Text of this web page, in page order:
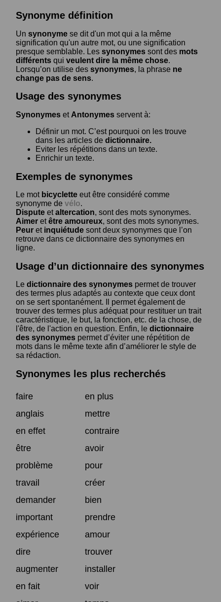
Synonyme définition
Un synonyme se dit d'un mot qui a la même
signification qu'un autre mot, ou une signification
presque semblable. Les synonymes sont des mots
différents qui veulent dire la même chose.
Lorsqu’on utilise des synonymes, la phrase ne
change pas de sens.
Usage des synonymes
Synonymes et Antonymes servent à:
Définir un mot. C’est pourquoi on les trouve
dans les articles de dictionnaire.
Eviter les répétitions dans un texte.
Enrichir un texte.
Exemples de synonymes
Le mot bicyclette eut être considéré comme
synonyme de vélo.
Dispute etaltercation, sont des mots synonymes.
Aimer etêtre amoureux, sont des mots synonymes.
Peur et inquiétude sont deux synonymes que l’on
retrouve dans ce dictionnaire des synonymes en
ligne.
Usage d’un dictionnaire des synonymes
Le dictionnaire des synonymes permet de trouver
des termes plus adaptés au contexte que ceux dont
on se sert spontanément. Il permet également de
trouver des termes plus adéquat pour restituer un trait
caractéristique, le but, la fonction, etc. de la chose, de
l'être, de l'action en question. Enfin, le dictionnaire
des synonymes permet d’éviter une répétition de
mots dans le même texte afin d’améliorer le style de
sa rédaction.
Synonymes les plus recherchés
faire
en plus
anglais
mettre
en effet
contraire
être
avoir
problème
pour
travail
créer
demander
bien
important
prendre
expérience
amour
dire
trouver
augmenter
installer
en fait
voir